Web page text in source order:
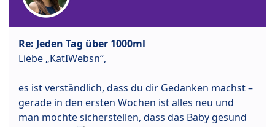
Re: Jeden Tag über 1000ml
Liebe „KatIWebsn“,
es ist verständlich, dass du dir Gedanken machst –
gerade in den ersten Wochen ist alles neu und
man möchte sicherstellen, dass das Baby gesund